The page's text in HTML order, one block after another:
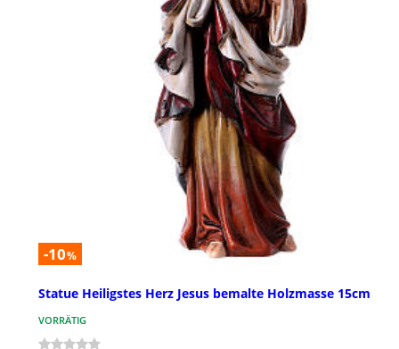
-10%
Statue Heiligstes Herz Jesus bemalte Holzmasse 15cm
VORRÄTIG